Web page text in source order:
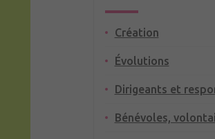
Création
Évolutions
Dirigeants et
Bénévoles,